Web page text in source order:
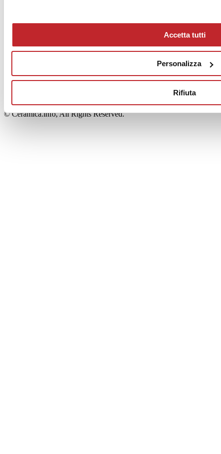
Accetta tutti
Personalizza
Rifiuta
Edi.Cer S.p.a. Società unipersonale
Viale Monte Santo, 40 - 41049 Sassuolo (MO) - Italy
00853700367
Iscrizione al Registro delle Imprese: REA Modena 189678
© Ceramica.info, All Rights Reserved.